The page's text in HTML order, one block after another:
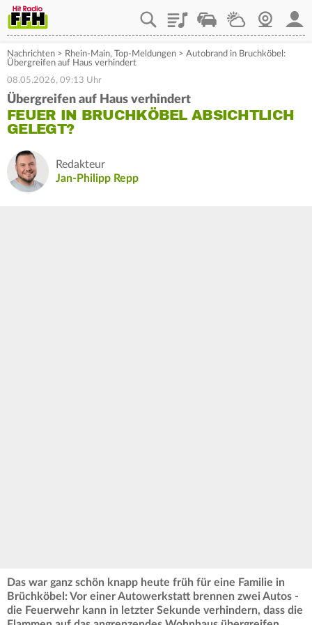
PlaylistStaupilotWetterWebcam
Nachrichten > Rhein-Main, Top-Meldungen > Autobrand in Bruchköbel:
Übergreifen auf Haus verhindert
08.05.2026, 09:13 Uhr
Übergreifen auf Haus verhindert
FEUER IN BRUCHKÖBEL ABSICHTLICH
GELEGT?
Redakteur
Jan-Philipp Repp
Das war ganz schön knapp heute früh für eine Familie in
Brüchköbel: Vor einer Autowerkstatt brennen zwei Autos -
die Feuerwehr kann in letzter Sekunde verhindern, dass die